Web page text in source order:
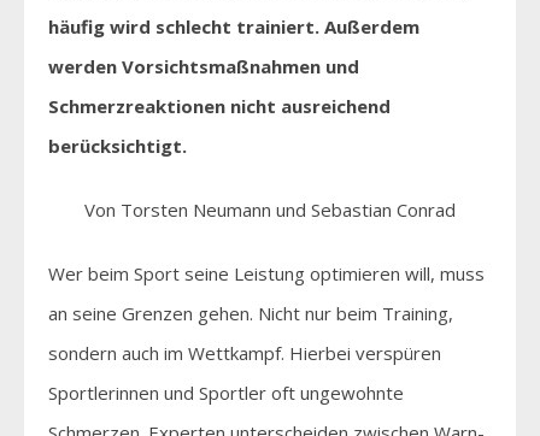
häufig wird schlecht trainiert. Außerdem
werden Vorsichtsmaßnahmen und
Schmerzreaktionen nicht ausreichend
berücksichtigt.
Von Torsten Neumann und Sebastian Conrad
Wer beim Sport seine Leistung optimieren will, muss
an seine Grenzen gehen. Nicht nur beim Training,
sondern auch im Wettkampf. Hierbei verspüren
Sportlerinnen und Sportler oft ungewohnte